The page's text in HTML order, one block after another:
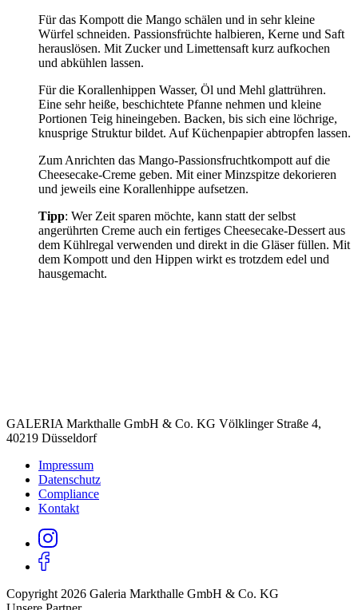
Für das Kompott die Mango schälen und in sehr kleine
Würfel schneiden. Passionsfrüchte halbieren, Kerne und Saft
herauslösen. Mit Zucker und Limettensaft kurz aufkochen
und abkühlen lassen.
Für die Korallenhippen Wasser, Öl und Mehl glattrühren.
Eine sehr heiße, beschichtete Pfanne nehmen und kleine
Portionen Teig hineingeben. Backen, bis sich eine löchrige,
knusprige Struktur bildet. Auf Küchenpapier abtropfen lassen.
Zum Anrichten das Mango-Passionsfruchtkompott auf die
Cheesecake-Creme geben. Mit einer Minzspitze dekorieren
und jeweils eine Korallenhippe aufsetzen.
Tipp: Wer Zeit sparen möchte, kann statt der selbst
angerührten Creme auch ein fertiges Cheesecake-Dessert aus
dem Kühlregal verwenden und direkt in die Gläser füllen. Mit
dem Kompott und den Hippen wirkt es trotzdem edel und
hausgemacht.
GALERIA Markthalle GmbH & Co. KG Völklinger Straße 4,
40219 Düsseldorf
Impressum
Datenschutz
Compliance
Kontakt
Copyright 2026 Galeria Markthalle GmbH & Co. KG